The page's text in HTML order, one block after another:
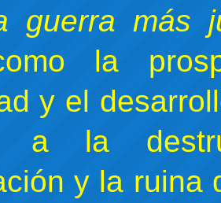
guerra más
la
y el
a la
y la ruina